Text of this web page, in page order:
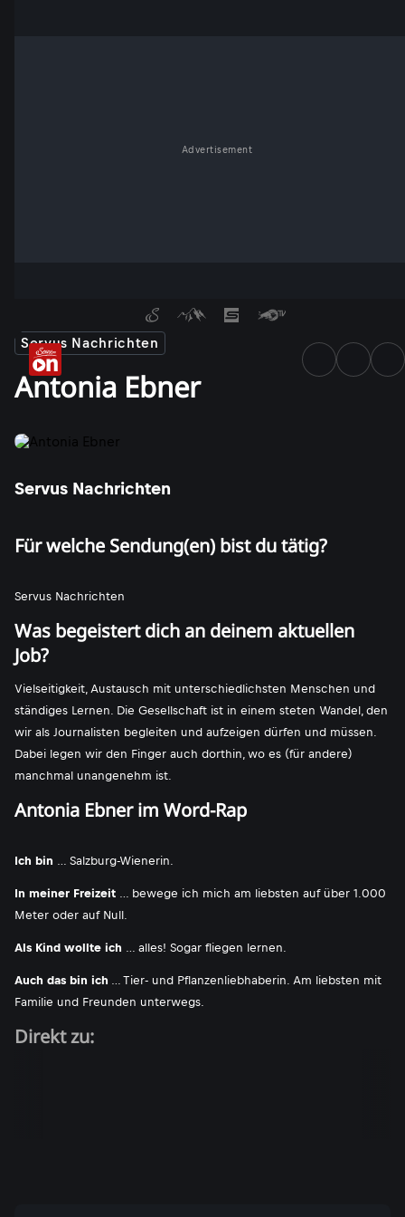
Advertisement
Servus Nachrichten
Antonia Ebner
Servus Nachrichten
Für welche Sendung(en) bist du tätig?
Servus Nachrichten
Was begeistert dich an deinem aktuellen
Job?
Vielseitigkeit, Austausch mit unterschiedlichsten Menschen und
ständiges Lernen. Die Gesellschaft ist in einem steten Wandel, den
wir als Journalisten begleiten und aufzeigen dürfen und müssen.
Dabei legen wir den Finger auch dorthin, wo es (für andere)
manchmal unangenehm ist.
Antonia Ebner im Word-Rap
Ich bin … Salzburg-Wienerin.
In meiner Freizeit … bewege ich mich am liebsten auf über 1.000
Meter oder auf Null.
Als Kind wollte ich … alles! Sogar fliegen lernen.
Auch das bin ich … Tier- und Pflanzenliebhaberin. Am liebsten mit
Familie und Freunden unterwegs.
Direkt zu: